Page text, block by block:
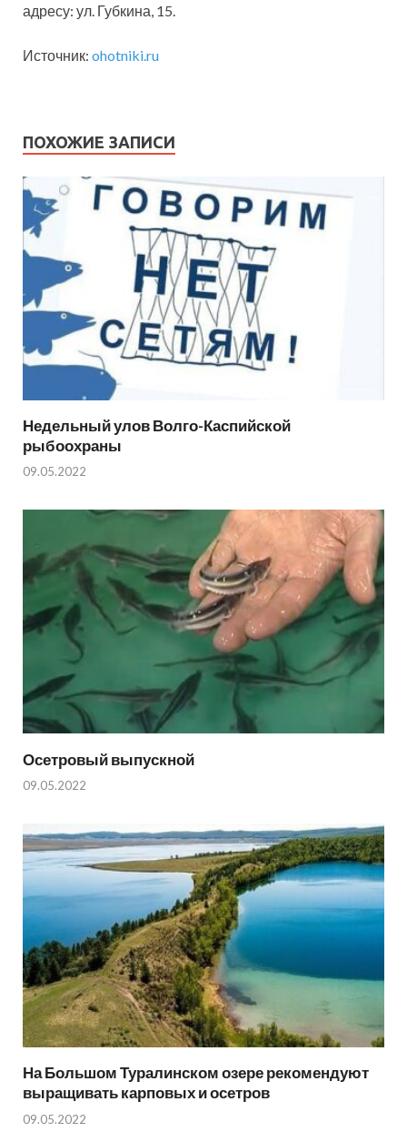
адресу: ул. Губкина, 15.
Источник: ohotniki.ru
ПОХОЖИЕ ЗАПИСИ
Недельный улов Волго-Каспийской
рыбоохраны
09.05.2022
Осетровый выпускной
09.05.2022
На Большом Туралинском озере рекомендуют
выращивать карповых и осетров
09.05.2022